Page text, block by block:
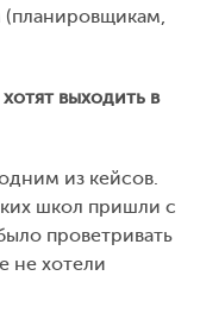
(планировщикам,
выходить в
из кейсов.
школ пришли с
проветривать
не хотели